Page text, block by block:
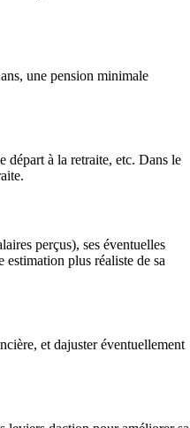
une pension minimale
départ à la retraite, etc. Dans le
perçus), ses éventuelles
estimation plus réaliste de sa
et dajuster éventuellement